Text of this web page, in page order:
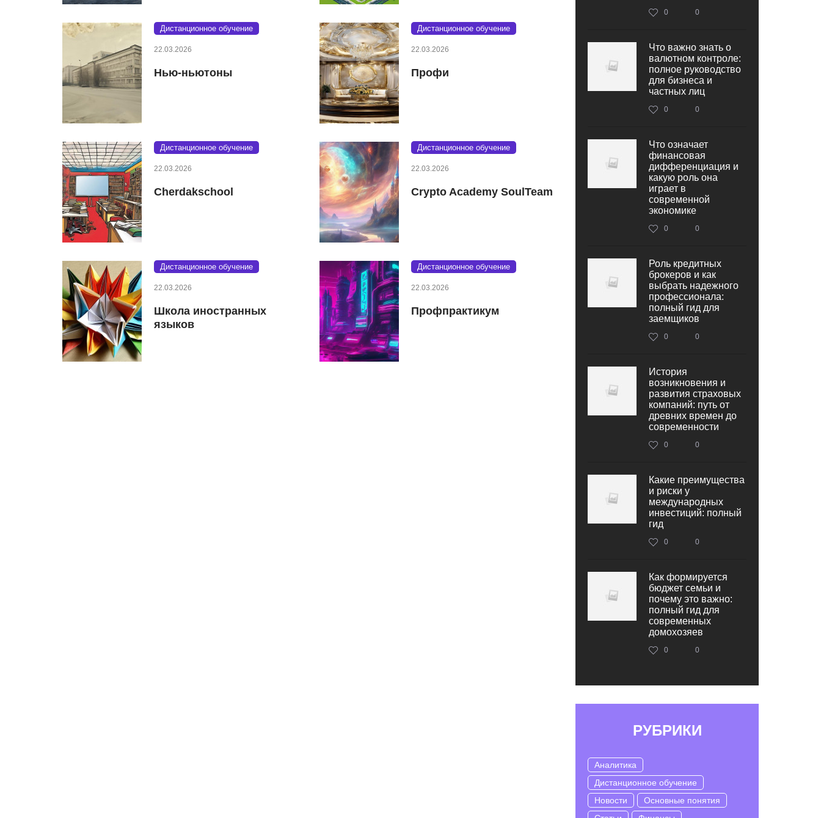
Дистанционное обучение
22.03.2026
Нью-ньютоны
Дистанционное обучение
22.03.2026
Профи
Дистанционное обучение
22.03.2026
Cherdakschool
Дистанционное обучение
22.03.2026
Crypto Academy SoulTeam
Дистанционное обучение
22.03.2026
Школа иностранных
языков
Дистанционное обучение
22.03.2026
Профпрактикум
0 0
Что важно знать о
валютном контроле:
полное руководство
для бизнеса и
частных лиц
0 0
Что означает
финансовая
дифференциация и
какую роль она
играет в
современной
экономике
0 0
Роль кредитных
брокеров и как
выбрать надежного
профессионала:
полный гид для
заемщиков
0 0
История
возникновения и
развития страховых
компаний: путь от
древних времен до
современности
0 0
Какие преимущества
и риски у
международных
инвестиций: полный
гид
0 0
Как формируется
бюджет семьи и
почему это важно:
полный гид для
современных
домохозяев
0 0
РУБРИКИ
Аналитика
Дистанционное обучение
Новости
Основные понятия